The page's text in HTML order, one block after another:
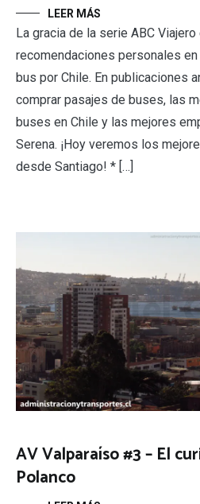
LEER MÁS
La gracia de la serie ABC
recomendaciones personales
bus por Chile. En publicaciones
comprar pasajes de buses, las
buses en Chile y las mejores
Serena. ¡Hoy veremos los
desde Santiago! * […]
AV Valparaíso #3 – El
Polanco